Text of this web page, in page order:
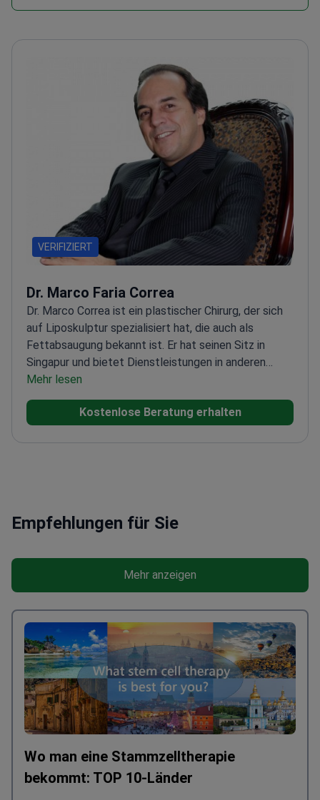
VERIFIZIERT
Dr. Marco Faria Correa
Dr. Marco Correa ist ein plastischer Chirurg, der sich
auf Liposkulptur spezialisiert hat, die auch als
Fettabsaugung bekannt ist. Er hat seinen Sitz in
Singapur und bietet Dienstleistungen in anderen
Bereichen wie Brustvergrößerung, Körperstraffung
nach Gewichtsverlust, endoskopische Chirurgie usw.
an. Dr. Marco Correa zielt darauf ab, den Körper zu
vorgesehenen Körperteilen vorgenommen werden.
Die Patienten müssen bis zu 3 Wochen nach der
ersten 2-3 Tagen können sie damit rechnen, dass
Flüssigkeit abfließt. Die vollständige Genesung
Monate dauern, bis die endgültigen Ergebnisse
sichtbar sind.
Mehr lesen
Kostenlose Beratung erhalten
Empfehlungen für Sie
Mehr anzeigen
Wo man eine Stammzelltherapie
bekommt: TOP 10-Länder